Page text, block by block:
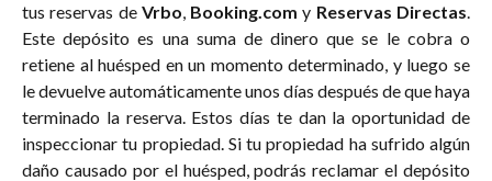
tus reservas de Vrbo, Booking.com y Reservas Directas.
Este depósito es una suma de dinero que se le cobra o
retiene al huésped en un momento determinado, y luego se
le devuelve automáticamente unos días después de que haya
terminado la reserva. Estos días te dan la oportunidad de
inspeccionar tu propiedad. Si tu propiedad ha sufrido algún
daño causado por el huésped, podrás reclamar el depósito